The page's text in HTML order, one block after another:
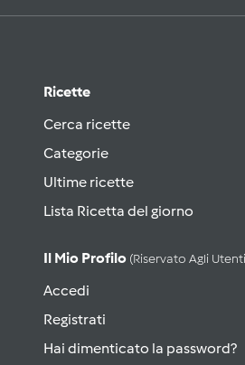
Ricette
Cerca ricette
Categorie
Ultime ricette
Lista Ricetta del giorno
Il Mio Profilo (riservato Agli
Accedi
Registrati
Hai dimenticato la password?